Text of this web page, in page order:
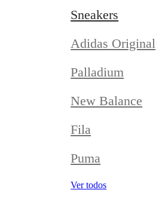
Sneakers
Adidas Original
Palladium
New Balance
Fila
Puma
Ver todos